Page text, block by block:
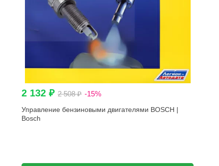
2 132 ₽ 2 508 ₽ -15%
Управление бензиновыми двигателями BOSСH |
Bosch